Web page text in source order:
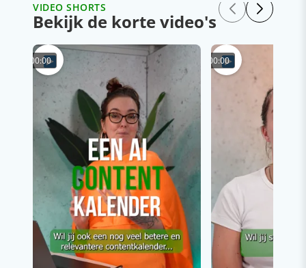
VIDEO SHORTS
Bekijk de korte video's
00:00 00:00